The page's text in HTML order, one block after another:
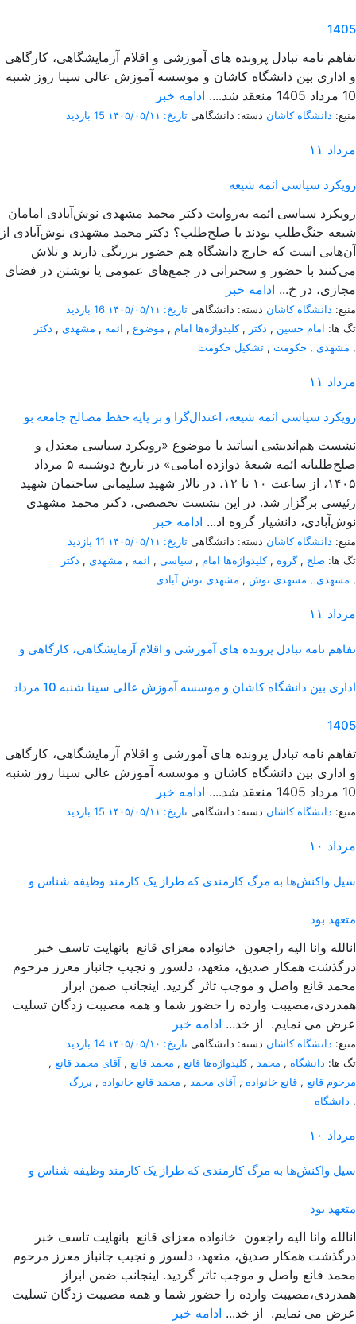
1405
تفاهم نامه تبادل پرونده‌ های آموزشی و اقلام آزمایشگاهی، کارگاهی
و اداری بین دانشگاه کاشان و موسسه آموزش عالی سینا روز شنبه
10 مرداد 1405 منعقد شد....
ادامه خبر
منبع: دانشگاه کاشان دسته: دانشگاهی تاریخ: ۱۴۰۵/۰۵/۱۱ 15 بازدید
۱۱ مرداد
رویکرد سیاسی ائمه شیعه
شیعه جنگ‌طلب بودند یا صلح‌طلب؟ دکتر محمد مشهدی نوش‌آبادی از
آن‌هایی است که خارج دانشگاه هم حضور پررنگی دارند و تلاش
می‌کنند با حضور و سخنرانی در جمع‌های عمومی یا نوشتن در فضای
مجازی، در خ... ادامه خبر
منبع: دانشگاه کاشان دسته: دانشگاهی تاریخ: ۱۴۰۵/۰۵/۱۱
16 بازدید
تگ ها: امام حسین , دکتر ,کلیدواژه‌ها امام , موضوع , ائمه , مشهدی , دکتر
مشهدی , حکومت , تشکیل حکومت ,
۱۱ مرداد
رویکرد سیاسی ائمه شیعه، اعتدال‌گرا و بر پایه حفظ مصالح جامعه بو
نشست هم‌اندیشی اساتید با موضوع «رویکرد سیاسی معتدل و
صلح‌طلبانه ائمه شیعۀ دوازده امامی» در تاریخ دوشنبه ۵ مرداد
۱۴۰۵، از ساعت ۱۰ تا ۱۲، در تالار شهید سلیمانی ساختمان شهید
رئیسی برگزار شد. در این نشست تخصصی، دکتر محمد مشهدی
نوش‌آبادی، دانشیار گروه اد... ادامه خبر
منبع: دانشگاه کاشان دسته: دانشگاهی تاریخ: ۱۴۰۵/۰۵/۱۱
11 بازدید
تگ ها: صلح ,گروه ,کلیدواژه‌ها امام , سیاسی , ائمه , مشهدی , دکتر
مشهدی , مشهدی نوش , مشهدی نوش آبادی ,
۱۱ مرداد
تفاهم نامه تبادل پرونده‌ های آموزشی و اقلام آزمایشگاهی، کارگاهی و
اداری بین دانشگاه کاشان و موسسه آموزش عالی سینا شنبه 10 مرداد
1405
تفاهم نامه تبادل پرونده‌ های آموزشی و اقلام آزمایشگاهی، کارگاهی
و اداری بین دانشگاه کاشان و موسسه آموزش عالی سینا روز شنبه
10 مرداد 1405 منعقد شد....
ادامه خبر
منبع: دانشگاه کاشان دسته: دانشگاهی تاریخ: ۱۴۰۵/۰۵/۱۱ 15 بازدید
۱۰ مرداد
سیل واکنش‌ها به مرگ کارمندی که طراز یک کارمند وظیفه شناس و
متعهد بود
انالله وانا الیه راجعون خانواده معزای قانع بانهایت تاسف خبر
درگذشت همکار صدیق، متعهد، دلسوز و نجیب جانباز معزز مرحوم
محمد قانع واصل و موجب تاثر گردید. اینجانب ضمن ابراز
همدردی،مصیبت وارده را حضور شما و همه مصیبت زدگان تسلیت
عرض می نمایم. از خد... ادامه خبر
منبع: دانشگاه کاشان دسته: دانشگاهی تاریخ: ۱۴۰۵/۰۵/۱۰
14 بازدید
تگ ها: دانشگاه , محمد ,کلیدواژه‌ها قانع , محمد قانع , آقای محمد قانع ,
مرحوم قانع , قانع خانواده , آقای محمد , محمد قانع خانواده , بزرگ
دانشگاه ,
۱۰ مرداد
سیل واکنش‌ها به مرگ کارمندی که طراز یک کارمند وظیفه شناس و
متعهد بود
انالله وانا الیه راجعون خانواده معزای قانع بانهایت تاسف خبر
درگذشت همکار صدیق، متعهد، دلسوز و نجیب جانباز معزز مرحوم
محمد قانع واصل و موجب تاثر گردید. اینجانب ضمن ابراز
همدردی،مصیبت وارده را حضور شما و همه مصیبت زدگان تسلیت
عرض می نمایم. از خد... ادامه خبر